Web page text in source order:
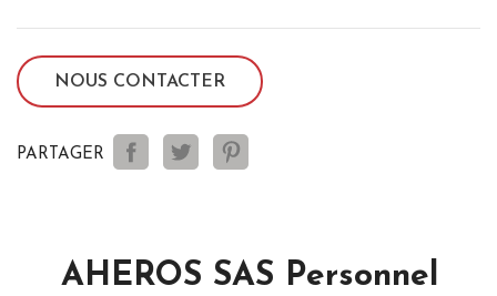
NOUS CONTACTER
PARTAGER
AHEROS SAS Personnel